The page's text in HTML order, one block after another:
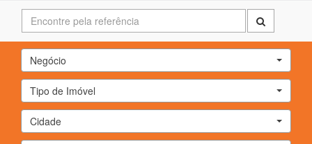
Negócio
Tipo de Imóvel
Cidade